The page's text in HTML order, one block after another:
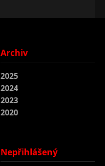
Archiv
2025
2024
2023
2020
Nepřihlášený